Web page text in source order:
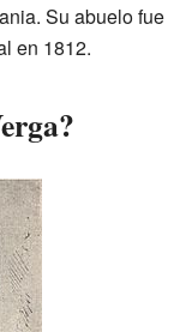
Su abuelo fue
en 1812.